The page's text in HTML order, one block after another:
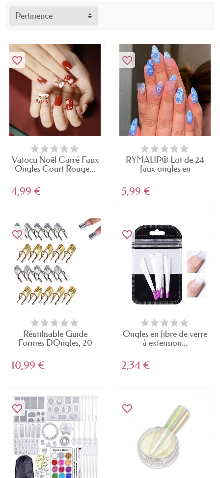
Pertinence
favorite_border
Vatocu Noël Carré Faux
Ongles Court Rouge...
4,99 €
favorite_border
RYMAUP® Lot de 24
faux ongles en
5,99 €
favorite_border
Réutilisable Guide
Formes DOngles, 20
10,99 €
favorite_border
Ongles en fibre de verre
à extension...
2,34 €
favorite_border favorite_border